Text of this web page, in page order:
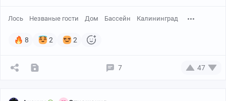
Лось Незваные гости Дом Бассейн Калининград
8 2 2
7 47